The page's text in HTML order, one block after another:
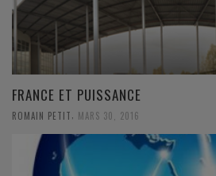
FRANCE ET PUISSANCE
ROMAIN PETIT, MARS 30, 2016